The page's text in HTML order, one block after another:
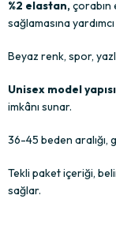
%2 elastan,çorabın
sağlamasına
Beyaz renk, spor,
Unisex model
imkânı sunar.
36-45 beden aralığı,
Tekli paket içeriği,
sağlar.